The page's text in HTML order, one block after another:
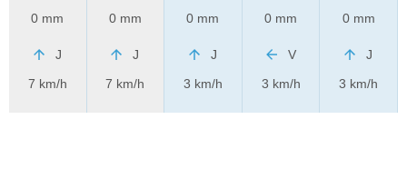
0 mm
J
7 km/h
0 mm
J
7 km/h
0 mm
J
3 km/h
0 mm
V
3 km/h
0 mm
J
3 km/h